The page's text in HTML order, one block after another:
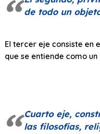
de todo un
El tercer eje consiste en
que se entiende como
Cuarto eje,
las filosofías,